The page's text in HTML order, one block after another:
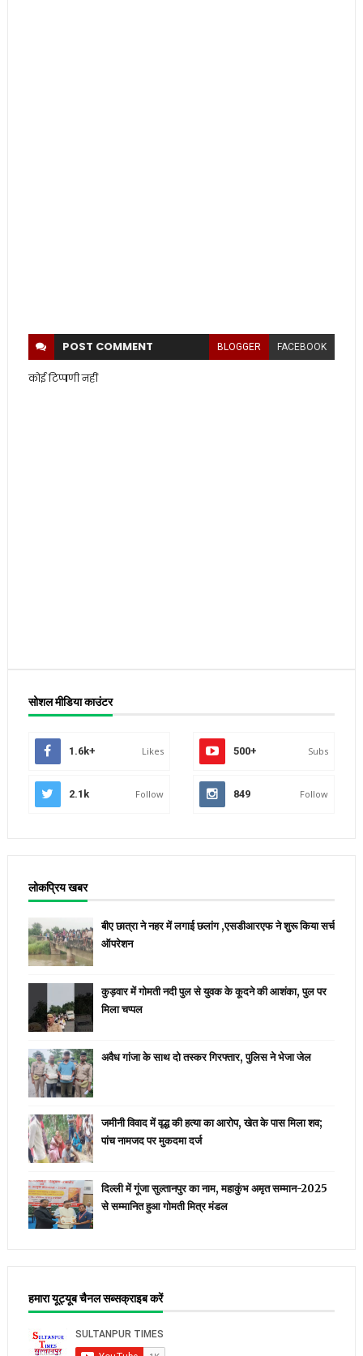
POST COMMENT BLOGGER FACEBOOK
कोई टिप्पणी नहीं
सोशल मीडिया काउंटर
1.6k+ Likes 500+ Subs
2.1k Follow 849 Follow
लोकप्रिय खबर
बीए छात्रा ने नहर में लगाई छलांग ,एसडीआरएफ ने शुरू किया सर्च
ऑपरेशन
कुड़वार में गोमती नदी पुल से युवक के कूदने की आशंका, पुल पर
मिला चप्पल
अवैध गांजा के साथ दो तस्कर गिरफ्तार, पुलिस ने भेजा जेल
जमीनी विवाद में वृद्ध की हत्या का आरोप, खेत के पास मिला शव;
पांच नामजद पर मुकदमा दर्ज
दिल्ली में गूंजा सुल्तानपुर का नाम, महाकुंभ अमृत सम्मान-2025
से सम्मानित हुआ गोमती मित्र मंडल
हमारा यूट्यूब चैनल सब्सक्राइब करें